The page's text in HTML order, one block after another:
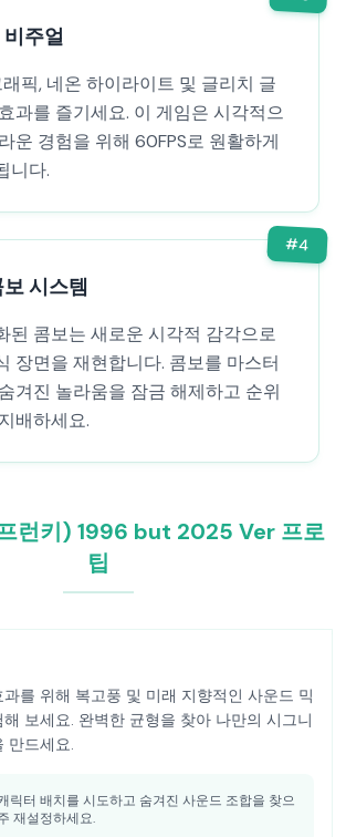
주얼
래픽, 네온 하이라이트 및 글리치 글
과를 즐기세요. 이 게임은 시각적으
운 경험을 위해 60FPS로 원활하게
니다.
#4
시스템
된 콤보는 새로운 시각적 감각으로
장면을 재현합니다. 콤보를 마스터
겨진 놀라움을 잠금 해제하고 순위
배하세요.
런키) 1996 but 2025 Ver 프로
팁
과를 위해 복고풍 및 미래 지향적인 사운드 믹
해 보세요. 완벽한 균형을 찾아 나만의 시그니
만드세요.
릭터 배치를 시도하고 숨겨진 사운드 조합을 찾으
재설정하세요.